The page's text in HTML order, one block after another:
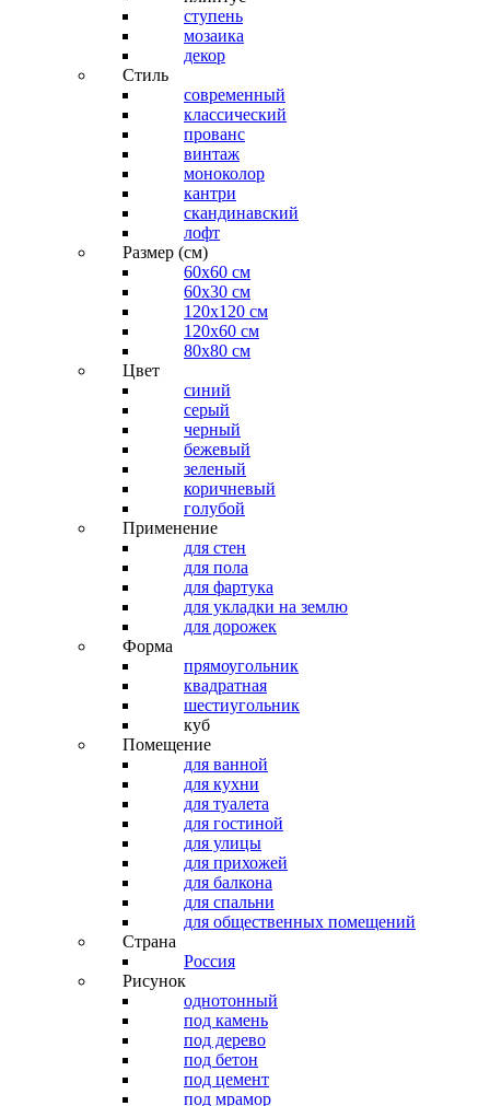
ступень
мозаика
декор
Стиль
современный
классический
прованс
винтаж
моноколор
кантри
скандинавский
лофт
Размер (см)
60х60 см
60x30 см
120x120 см
120x60 см
80x80 см
Цвет
синий
серый
черный
бежевый
зеленый
коричневый
голубой
Применение
для стен
для пола
для фартука
для укладки на землю
для дорожек
Форма
прямоугольник
квадратная
шестиугольник
куб
Помещение
для ванной
для кухни
для туалета
для гостиной
для улицы
для прихожей
для балкона
для спальни
для общественных помещений
Страна
Россия
Рисунок
однотонный
под камень
под дерево
под бетон
под цемент
под мрамор